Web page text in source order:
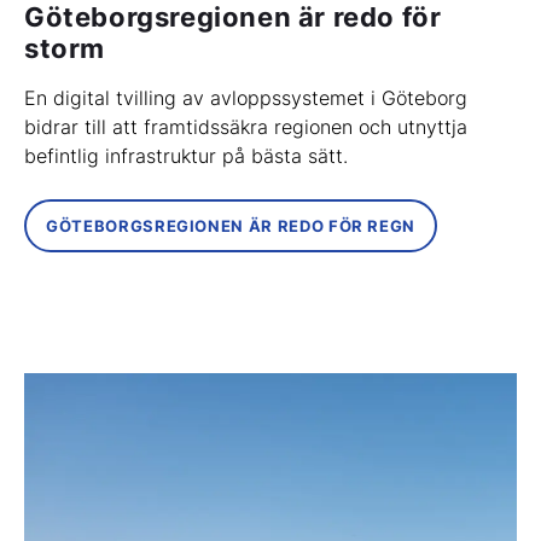
Göteborgsregionen är redo för
storm
En digital tvilling av avloppssystemet i Göteborg
bidrar till att framtidssäkra regionen och utnyttja
befintlig infrastruktur på bästa sätt.
GÖTEBORGSREGIONEN ÄR REDO FÖR REGN